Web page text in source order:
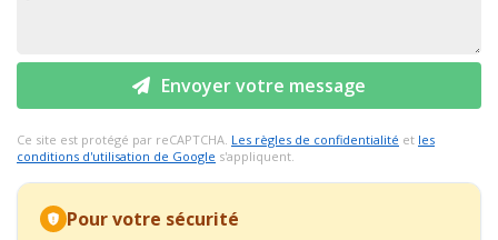
Envoyer votre message
Ce site est protégé par reCAPTCHA. Les règles de confidentialité et les
conditions d'utilisation de Google s'appliquent.
Pour votre sécurité